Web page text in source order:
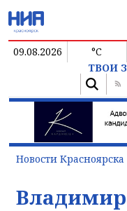
09.08.2026 °C
ТВОИ
Новости Красноярска